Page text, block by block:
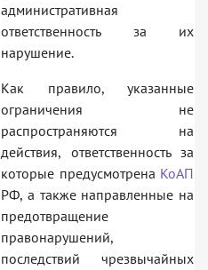
административная
ответственность за их
нарушение.
Как правило, указанные
ограничения не
распространяются на
действия, ответственность за
которые предусмотрена КоАП
РФ, а также направленные на
предотвращение
правонарушений,
последствий чрезвычайных